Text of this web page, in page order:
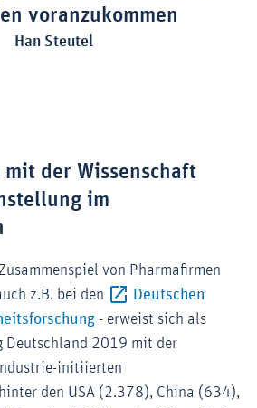
voranzukommen
Han Steutel
mit der Wissenschaft
im
von Pharmafirmen
z.B. bei den
Deutschen
Externer-Link (Öffnet im
- erweist sich als
Deutschland 2019 mit der
initiierten
den USA (2.378), China (634),